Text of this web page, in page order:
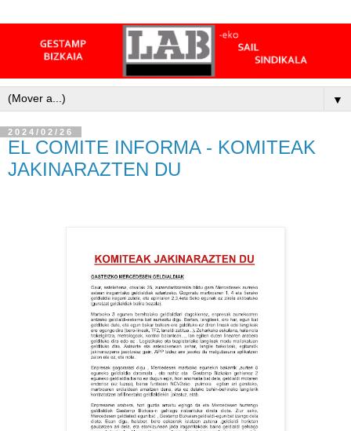
▼
2024/02/26
EL COMITE INFORMA - KOMITEAK
JAKINARAZTEN DU